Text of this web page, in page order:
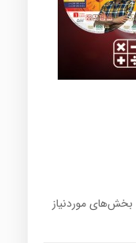
بخش‌های موردنیاز